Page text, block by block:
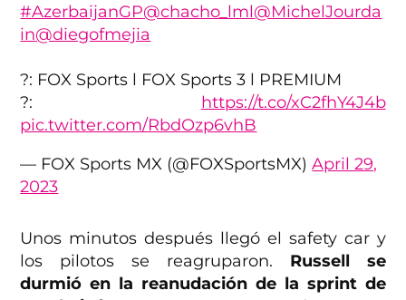
#AzerbaijanGP@chacho_lml@MichelJourda
in@diegofmejia
?: FOX Sports l FOX Sports 3 l PREMIUM
?: https://t.co/xC2fhY4J4b
pic.twitter.com/RbdOzp6vhB
— FOX Sports MX (@FOXSportsMX)April 29,
2023
Unos minutos después llegó el safety car y
los pilotos se reagruparon. Russell se
durmió en la reanudación de la sprint de